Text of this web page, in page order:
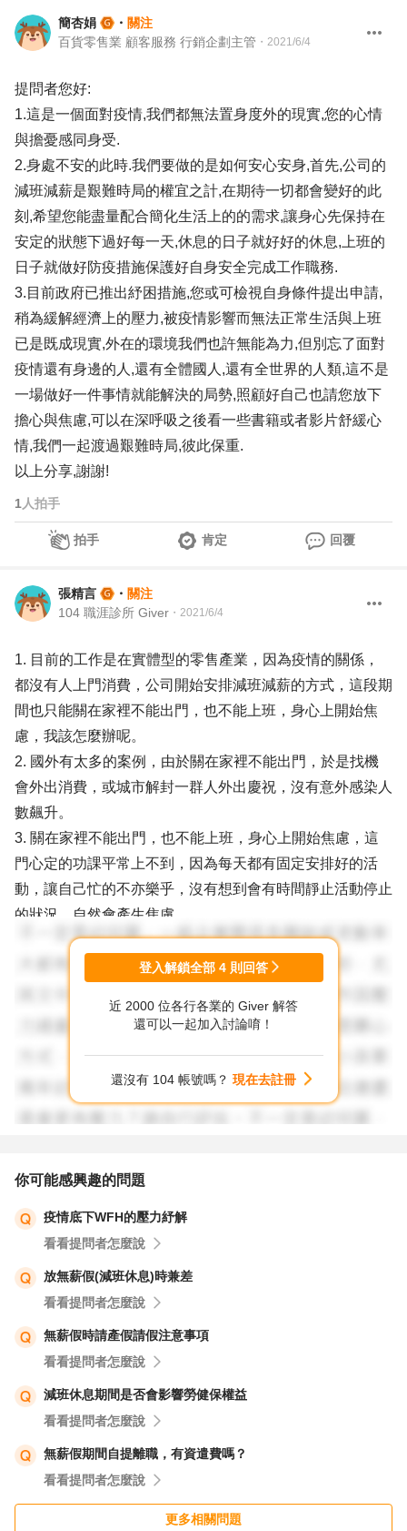
簡杏娟 ・ 關注
百貨零售業 顧客服務 行銷企劃主管 ・ 2021/6/4
提問者您好:
1.這是一個面對疫情,我們都無法置身度外的現實,您的心情
與擔憂感同身受.
2.身處不安的此時.我們要做的是如何安心安身,首先,公司的
減班減薪是艱難時局的權宜之計,在期待一切都會變好的此
刻,希望您能盡量配合簡化生活上的的需求,讓身心先保持在
安定的狀態下過好每一天,休息的日子就好好的休息,上班的
日子就做好防疫措施保護好自身安全完成工作職務.
3.目前政府已推出紓困措施,您或可檢視自身條件提出申請,
稍為緩解經濟上的壓力,被疫情影響而無法正常生活與上班
已是既成現實,外在的環境我們也許無能為力,但別忘了面對
疫情還有身邊的人,還有全體國人,還有全世界的人類,這不是
一場做好一件事情就能解決的局勢,照顧好自己也請您放下
擔心與焦慮,可以在深呼吸之後看一些書籍或者影片舒緩心
情,我們一起渡過艱難時局,彼此保重.
以上分享,謝謝!
1 人拍手
拍手 肯定 回覆
張精言 ・ 關注
104 職涯診所 Giver ・ 2021/6/4
1. 目前的工作是在實體型的零售產業，因為疫情的關係，
都沒有人上門消費，公司開始安排減班減薪的方式，這段期
間也只能關在家裡不能出門，也不能上班，身心上開始焦
慮，我該怎麼辦呢。
2. 國外有太多的案例，由於關在家裡不能出門，於是找機
會外出消費，或城市解封一群人外出慶祝，沒有意外感染人
數飆升。
3. 關在家裡不能出門，也不能上班，身心上開始焦慮，這
門心定的功課平常上不到，因為每天都有固定安排好的活
動，讓自己忙的不亦樂乎，沒有想到會有時間靜止活動停止
的狀況，自然會產生焦慮。
4. 該怎麼辦，想想自己仍健康，行動自如，可在家整理環
境，地板清潔拖鞋變赤腳，插花植栽怡情養性，音樂流動在
室內安定心情，練習廚藝看看食譜，生活會在穩定中重新找
到規律，心就定下來了。
登入解鎖全部 4 則回答
近 2000 位各行各業的 Giver 解答
還可以一起加入討論唷！
還沒有 104 帳號嗎？ 現在去註冊
你可能感興趣的問題
疫情底下WFH的壓力紓解
看看提問者怎麼說
放無薪假(減班休息)時兼差
看看提問者怎麼說
無薪假時請產假請假注意事項
看看提問者怎麼說
減班休息期間是否會影響勞健保權益
看看提問者怎麼說
無薪假期間自提離職，有資遣費嗎？
看看提問者怎麼說
更多相關問題